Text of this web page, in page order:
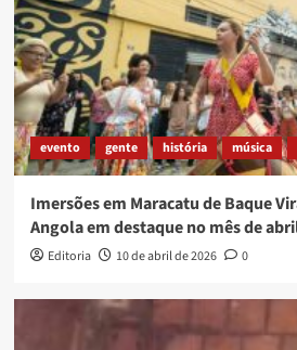
evento gente história música
Imersões em Maracatu de Baque
Angola em destaque no mês de
Editoria 10 de abril de 2026 0